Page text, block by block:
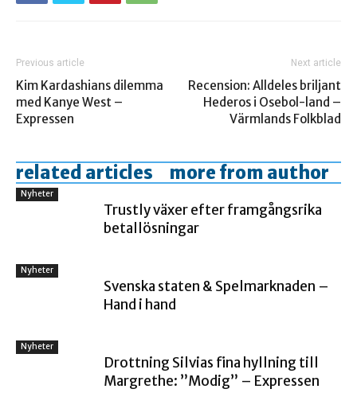
Previous article
Kim Kardashians dilemma
med Kanye West –
Expressen
Next article
Recension: Alldeles briljant
Hederos i Osebol-land –
Värmlands Folkblad
related articles more from author
Nyheter
Trustly växer efter framgångsrika
betallösningar
Nyheter
Svenska staten & Spelmarknaden –
Hand i hand
Nyheter
Drottning Silvias fina hyllning till
Margrethe: ”Modig” – Expressen